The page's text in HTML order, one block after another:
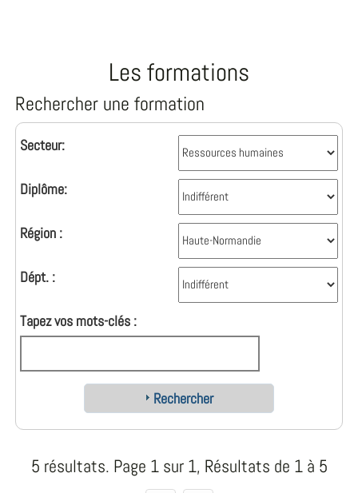
Les formations
Rechercher une formation
Secteur:
Diplôme:
Région :
Dépt. :
Tapez vos mots-clés :
Rechercher
5 résultats. Page 1 sur 1, Résultats de 1 à 5